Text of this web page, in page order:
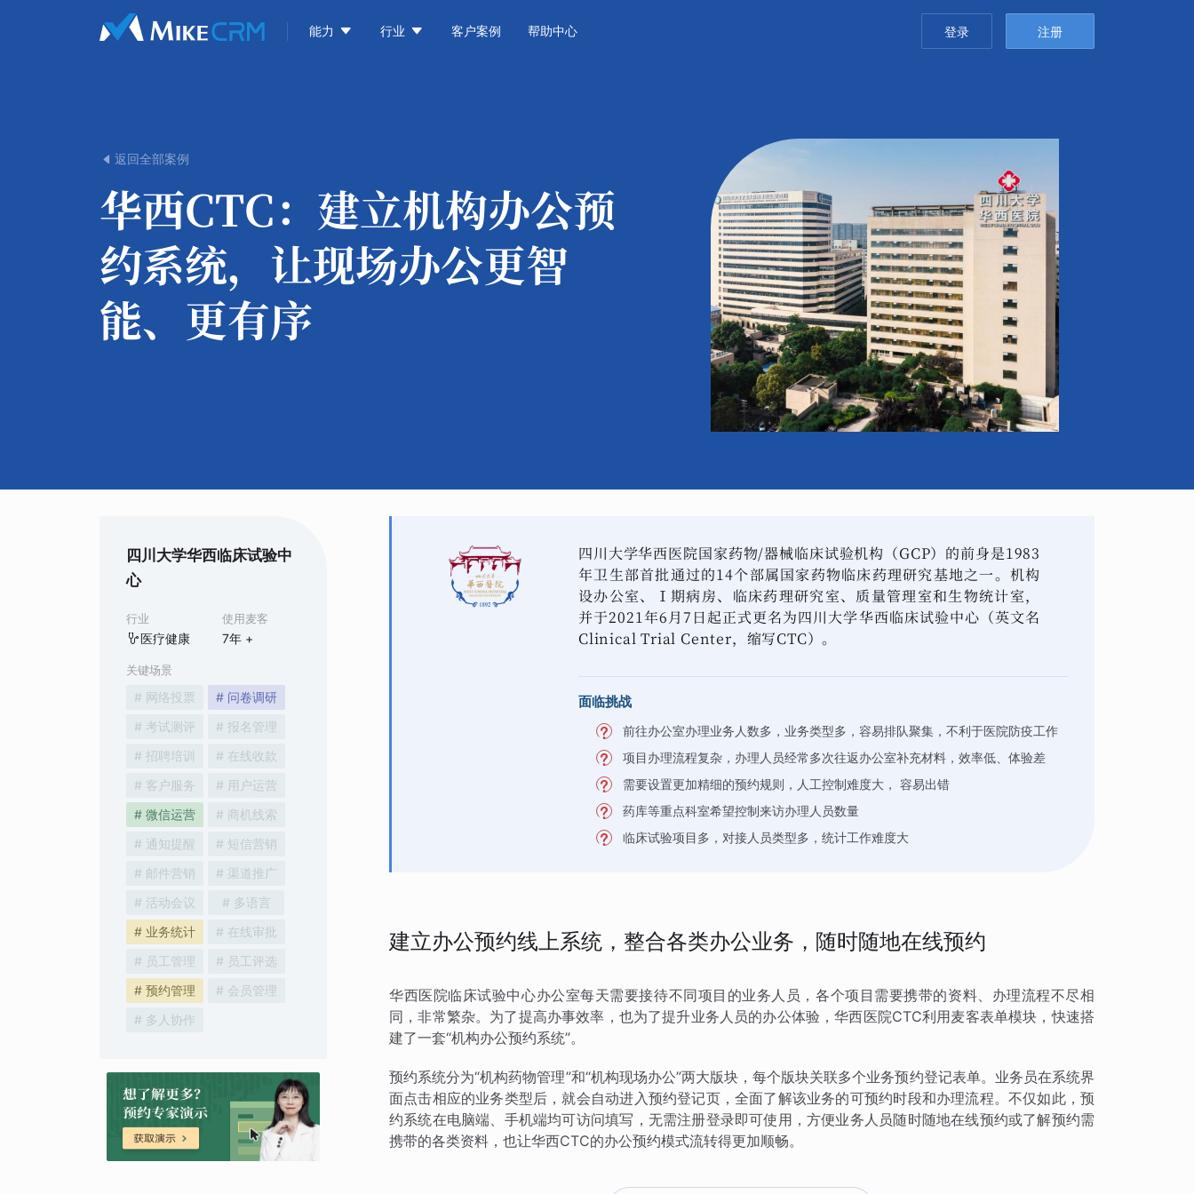
能力  行业  客户案例 帮助中心 登录 注册
 返回全部案例
华西CTC： 建立机构办公预
约系统，让现场办公更智
能、更有序
四川大学华西临床试验中
心
行业
医疗健康
使用麦客
7年 +
关键场景
# 网络投票
# 问卷调研
# 考试测评
# 报名管理
# 招聘培训
# 在线收款
# 客户服务
# 用户运营
# 微信运营
# 商机线索
# 通知提醒
# 短信营销
# 邮件营销
# 渠道推广
# 活动会议
# 多语言
# 业务统计
# 在线审批
# 员工管理
# 员工评选
# 预约管理
# 会员管理
# 多人协作
四川大学华西医院国家药物/器械临床试验机构（GCP）的前身是1983
年卫生部首批通过的14个部属国家药物临床药理研究基地之一。机构
设办公室、Ⅰ期病房、临床药理研究室、质量管理室和生物统计室，
并于2021年6月7日起正式更名为四川大学华西临床试验中心（英文名
Clinical Trial Center，缩写CTC）。
面临挑战
前往办公室办理业务人数多，业务类型多，容易排队聚集，不利于医院防疫工作
项目办理流程复杂，办理人员经常多次往返办公室补充材料，效率低、体验差
需要设置更加精细的预约规则，人工控制难度大， 容易出错
药库等重点科室希望控制来访办理人员数量
临床试验项目多，对接人员类型多，统计工作难度大
建立办公预约线上系统，整合各类办公业务，随时随地在线预约
华西医院临床试验中心办公室每天需要接待不同项目的业务人员，各个项目需要携带的资料、办理流程不尽相
同，非常繁杂。为了提高办事效率，也为了提升业务人员的办公体验，华西医院CTC利用麦客表单模块，快速搭
建了一套“机构办公预约系统”。
预约系统分为“机构药物管理”和“机构现场办公”两大版块，每个版块关联多个业务预约登记表单。业务员在系统界
面点击相应的业务类型后，就会自动进入预约登记页，全面了解该业务的可预约时段和办理流程。不仅如此，预
约系统在电脑端、手机端均可访问填写，无需注册登录即可使用，方便业务人员随时随地在线预约或了解预约需
携带的各类资料，也让华西CTC的办公预约模式流转得更加顺畅。